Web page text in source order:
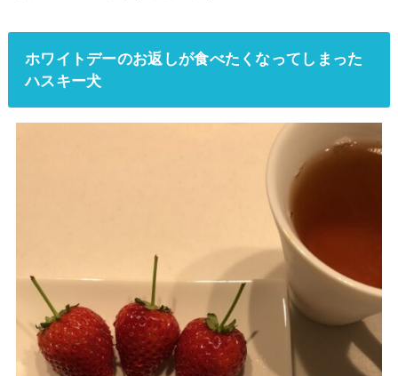
ホワイトデーのお返しが食べたくなってしまった
ハスキー犬